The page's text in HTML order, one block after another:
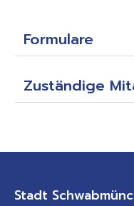
Formulare
Zuständige
Stadt